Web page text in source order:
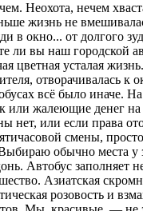
Неохота, нечем
жизнь не
в окно... от долгого
ли вы наш городской
цветная усталая
отворачивалась к
всё было иначе.
или жалеющие денег
нет, или если права
смены, просто
обычно места у
Автобус заполняет
Азиатская
розовость и